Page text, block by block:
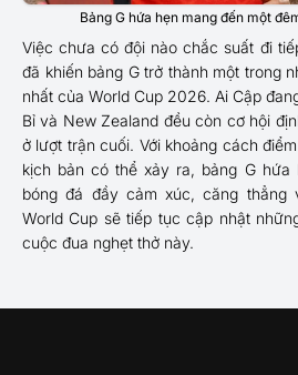
Bảng G hứa hẹn mang đến một
Việc chưa có đội nào chắc suất đi
đã khiến bảng G trở thành một trong
nhất của World Cup 2026. Ai Cập
Bỉ và New Zealand đều còn cơ hội
ở lượt trận cuối. Với khoảng cách
kịch bản có thể xảy ra, bảng G hứa
bóng đá đầy cảm xúc, căng thẳng
World Cup sẽ tiếp tục cập nhật
cuộc đua nghẹt thở này.